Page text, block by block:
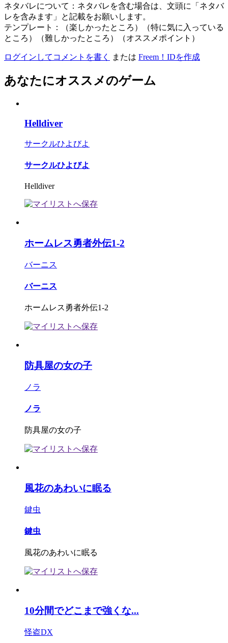
ネタバレについて：ネタバレを含む場合は、文頭に「ネタバ
レを含みます」と記載をお願いします。
テンプレート：（楽しかったところ）（特に気に入っている
ところ）（難しかったところ）（オススメポイント）
ログインしてコメントを書く または Freem！IDを作成
あなたにオススメのゲーム
Helldiver
サークルひよびよ
サークルひよびよ
Helldiver
ホームレス勇者外伝1-2
バーニス
バーニス
ホームレス勇者外伝1-2
防具屋の女の子
ノラ
ノラ
防具屋の女の子
風花のあわいに眠る
鍵虫
鍵虫
風花のあわいに眠る
10分間でどこまで強くな...
怪盗DX